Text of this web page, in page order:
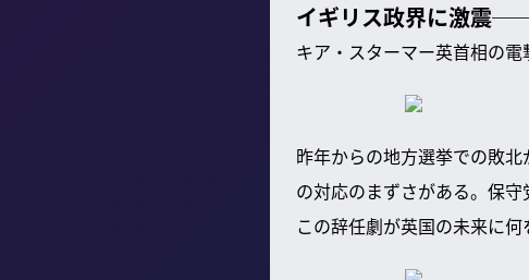
イギリス政界に激震
キア・スターマー英首相の
昨年からの地方選挙での敗
の対応のまずさがある。保
この辞任劇が英国の未来に